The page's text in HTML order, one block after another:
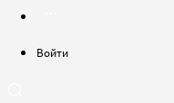
Войти